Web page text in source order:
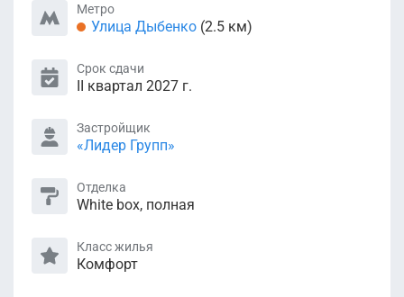
Метро
Улица Дыбенко (2.5 км)
Срок сдачи
II квартал 2027 г.
Застройщик
«Лидер Групп»
Отделка
White box, полная
Класс жилья
Комфорт